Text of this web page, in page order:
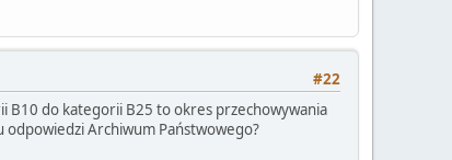
#22
B10 do kategorii B25 to okres przechowywania
odpowiedzi Archiwum Państwowego?